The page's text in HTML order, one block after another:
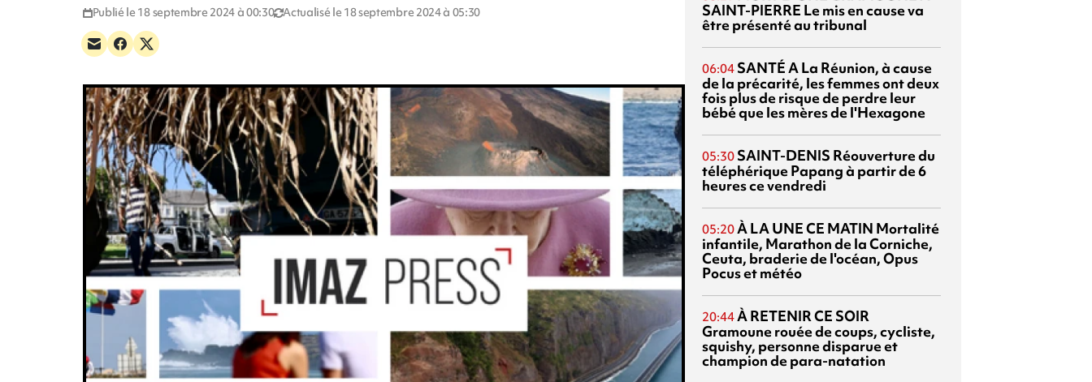
Publié le 18 septembre 2024 à 00:30 Actualisé le 18 septembre 2024 à 05:30
SAINT-PIERRE Le mis en cause va
être présenté au tribunal
06:04 SANTÉA La Réunion, à cause
de la précarité, les femmes ont deux
fois plus de risque de perdre leur
bébé que les mères de l'Hexagone
05:30 SAINT-DENIS Réouverture du
téléphérique Papang à partir de 6
heures ce vendredi
05:20À LA UNE CE MATIN Mortalité
infantile, Marathon de la Corniche,
Ceuta, braderie de l'océan, Opus
Pocus et météo
20:44À RETENIR CE SOIR
Gramoune rouée de coups, cycliste,
squishy, personne disparue et
champion de para-natation